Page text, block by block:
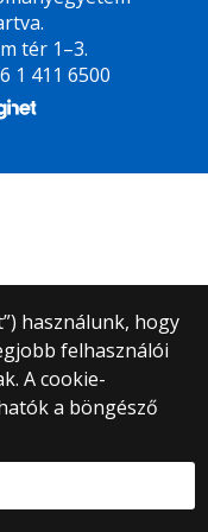
használunk, hogy
felhasználói
A cookie-
a böngésző
tér 1–3.
1 411 6500